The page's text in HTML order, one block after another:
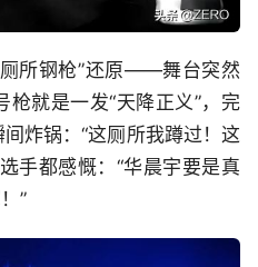
所钢枪”还原——舞台突然
就是一发“天降正义”，完
炸锅：“这厕所我蹲过！这
手都感慨：“华晨宇要是真
”